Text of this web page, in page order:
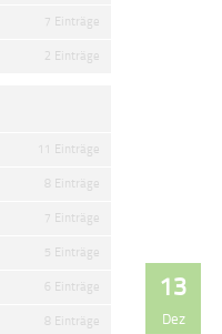
13
Dez
7 Einträge
2 Einträge
11 Einträge
8 Einträge
7 Einträge
5 Einträge
6 Einträge
8 Einträge